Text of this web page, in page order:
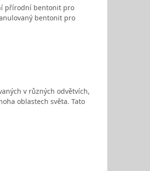
přírodní bentonit pro
bentonit pro
v různých odvětvích,
oblastech světa. Tato